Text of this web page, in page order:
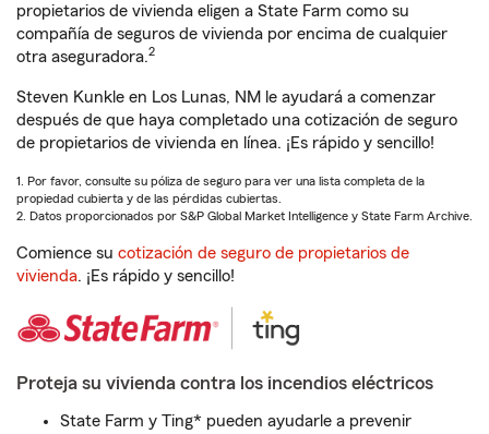
propietarios de vivienda eligen a State Farm como su
compañía de seguros de vivienda por encima de cualquier
otra aseguradora.2
Steven Kunkle en Los Lunas, NM le ayudará a comenzar
después de que haya completado una cotización de seguro
de propietarios de vivienda en línea. ¡Es rápido y sencillo!
1. Por favor, consulte su póliza de seguro para ver una lista completa de la
propiedad cubierta y de las pérdidas cubiertas.
2. Datos proporcionados por S&P Global Market Intelligence y State Farm Archive.
Comience su cotización de seguro de propietarios de
vivienda. ¡Es rápido y sencillo!
Proteja su vivienda contra los incendios eléctricos
State Farm y Ting* pueden ayudarle a prevenir